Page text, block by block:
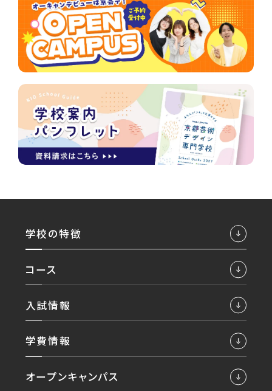
学校の特徴
コース
入試情報
学費情報
オープンキャンパス